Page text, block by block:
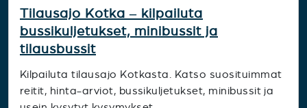
Tilausajo Kotka – kilpailuta
bussikuljetukset, minibussit ja
tilausbussit
Kilpailuta tilausajo Kotkasta. Katso suosituimmat
reitit, hinta-arviot, bussikuljetukset, minibussit ja